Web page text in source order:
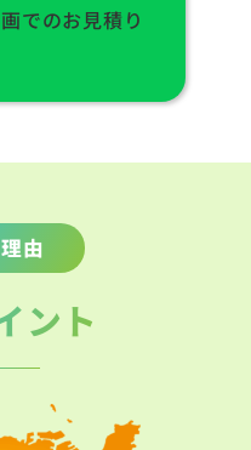
でのお見積り
由
ント